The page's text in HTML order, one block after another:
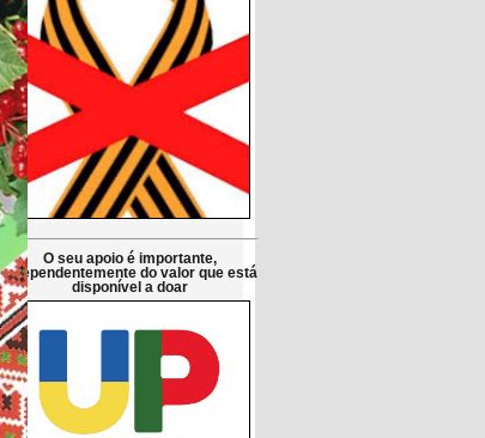
O seu apoio é importante,
independentemente do valor que está
disponível a doar